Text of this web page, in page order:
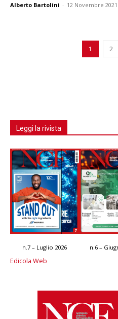
Alberto Bartolini - 12 Novembre 2021
1 2
Leggi la rivista
n.7 – Luglio 2026 n.6 –
Edicola Web